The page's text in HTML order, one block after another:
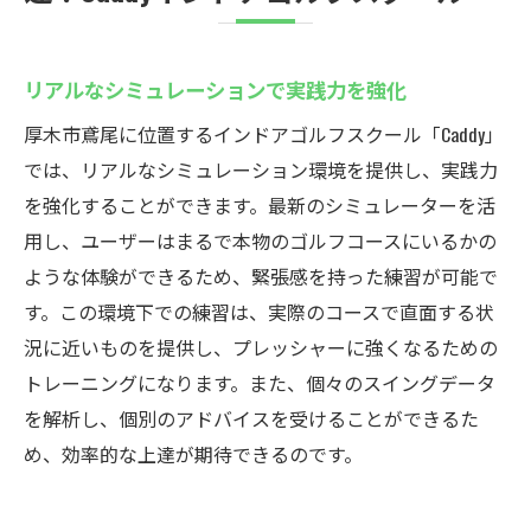
リアルなシミュレーションで実践力を強化
厚木市鳶尾に位置するインドアゴルフスクール「Caddy」
では、リアルなシミュレーション環境を提供し、実践力
を強化することができます。最新のシミュレーターを活
用し、ユーザーはまるで本物のゴルフコースにいるかの
ような体験ができるため、緊張感を持った練習が可能で
す。この環境下での練習は、実際のコースで直面する状
況に近いものを提供し、プレッシャーに強くなるための
トレーニングになります。また、個々のスイングデータ
を解析し、個別のアドバイスを受けることができるた
め、効率的な上達が期待できるのです。